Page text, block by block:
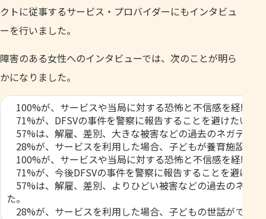
クトに従事するサービス・プロバイダーにもインタビュ
ーを行いました。
障害のある女性へのインタビューでは、次のことが明ら
かになりました。
100%が、サービスや当局に対する恐怖と不信感を経験し
71%が、DFSVの事件を警察に報告することを避けたいと
57%は、解雇、差別、大きな被害などの過去のネガティ
28%が、サービスを利用した場合、子どもが養育施設の
100%が、サービスや当局に対する恐怖と不信感を経験し
71%が、今後DFSVの事件を警察に報告することを避けた
57%は、解雇、差別、よりひどい被害などの過去のネガ
た。
28%が、サービスを利用した場合、子どもの世話ができ